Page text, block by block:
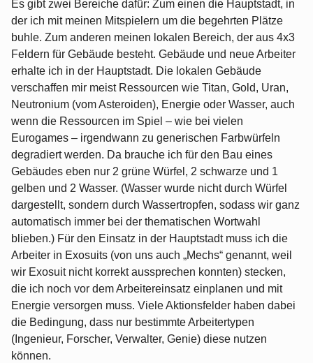
Es gibt zwei Bereiche dafür: Zum einen die Hauptstadt, in
der ich mit meinen Mitspielern um die begehrten Plätze
buhle. Zum anderen meinen lokalen Bereich, der aus 4x3
Feldern für Gebäude besteht. Gebäude und neue Arbeiter
erhalte ich in der Hauptstadt. Die lokalen Gebäude
verschaffen mir meist Ressourcen wie Titan, Gold, Uran,
Neutronium (vom Asteroiden), Energie oder Wasser, auch
wenn die Ressourcen im Spiel – wie bei vielen
Eurogames – irgendwann zu generischen Farbwürfeln
degradiert werden. Da brauche ich für den Bau eines
Gebäudes eben nur 2 grüne Würfel, 2 schwarze und 1
gelben und 2 Wasser. (Wasser wurde nicht durch Würfel
dargestellt, sondern durch Wassertropfen, sodass wir ganz
automatisch immer bei der thematischen Wortwahl
blieben.) Für den Einsatz in der Hauptstadt muss ich die
Arbeiter in Exosuits (von uns auch „Mechs“ genannt, weil
wir Exosuit nicht korrekt aussprechen konnten) stecken,
die ich noch vor dem Arbeitereinsatz einplanen und mit
Energie versorgen muss. Viele Aktionsfelder haben dabei
die Bedingung, dass nur bestimmte Arbeitertypen
(Ingenieur, Forscher, Verwalter, Genie) diese nutzen
können.